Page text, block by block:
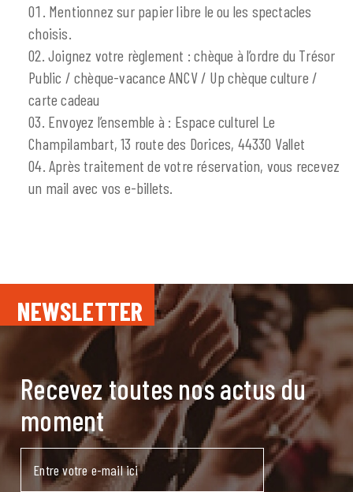
Mentionnez sur papier libre le ou les spectacles
choisis.
Joignez votre règlement : chèque à l’ordre du Trésor
Public / chèque-vacance ANCV / Up chèque culture /
carte cadeau
Envoyez l’ensemble à : Espace culturel Le
Champilambart, 13 route des Dorices, 44330 Vallet
Après traitement de votre réservation, vous recevez
un mail avec vos e-billets.
NEWSLETTER
Recevez toutes nos actus du
moment